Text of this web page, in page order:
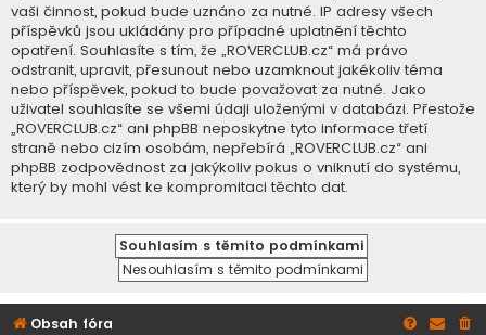
vaši činnost, pokud bude uznáno za nutné. IP adresy všech
příspěvků jsou ukládány pro případné uplatnění těchto
opatření. Souhlasíte s tím, že „ROVERCLUB.cz“ má právo
odstranit, upravit, přesunout nebo uzamknout jakékoliv téma
nebo příspěvek, pokud to bude považovat za nutné. Jako
uživatel souhlasíte se všemi údaji uloženými v databázi. Přestože
„ROVERCLUB.cz“ ani phpBB neposkytne tyto informace třetí
straně nebo cizím osobám, nepřebírá „ROVERCLUB.cz“ ani
phpBB zodpovědnost za jakýkoliv pokus o vniknutí do systému,
který by mohl vést ke kompromitaci těchto dat.
Obsah fóra